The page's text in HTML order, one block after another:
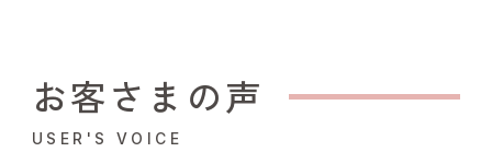
お客さまの声
USER'S VOICE